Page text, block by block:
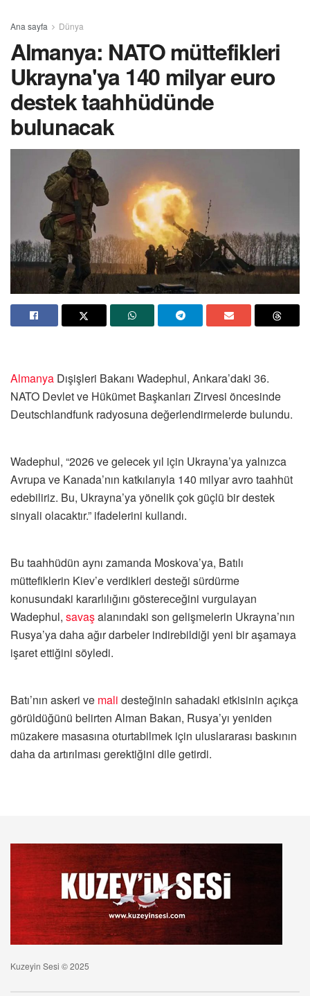
Ana sayfa Dünya
Almanya: NATO müttefikleri
Ukrayna'ya 140 milyar euro
destek taahhüdünde
bulunacak
Almanya Dışişleri Bakanı Wadephul, Ankara’daki 36.⁠
⁠NATO Devlet ve Hükümet Başkanları Zirvesi öncesinde
Deutschlandfunk radyosuna değerlendirmelerde bulundu.
Wadephul, “2026 ve gelecek yıl için Ukrayna’ya yalnızca
Avrupa ve Kanada’nın katkılarıyla 140 milyar avro taahhüt
edebiliriz. Bu, Ukrayna’ya yönelik çok güçlü bir destek
sinyali olacaktır.” ifadelerini kullandı.
Bu taahhüdün aynı zamanda Moskova’ya, Batılı
müttefiklerin Kiev’e verdikleri desteği sürdürme
konusundaki kararlılığını göstereceğini vurgulayan
Wadephul, savaşalanındaki son gelişmelerin Ukrayna’nın
Rusya’ya daha ağır darbeler indirebildiği yeni bir aşamaya
işaret ettiğini söyledi.
Batı’nın askeri ve mali desteğinin sahadaki etkisinin açıkça
görüldüğünü belirten Alman Bakan, Rusya’yı yeniden
müzakere masasına oturtabilmek için uluslararası baskının
daha da artırılması gerektiğini dile getirdi.
Kuzeyin Sesi © 2025